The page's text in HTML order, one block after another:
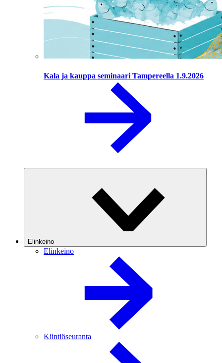
Kala ja kauppa seminaari Tampereella 1.9.2026
Elinkeino
Elinkeino
Kiintiöseuranta